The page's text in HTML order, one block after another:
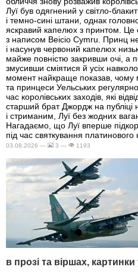
Луї був одягнений у світло-
і темно-сині штани, однак
яскравий капелюх з принтом. Це
з написом Beicio Cymru. Принц
і насунув червоний капелюх
майже повністю закривши очі, а
змусивши сміятися й усіх
момент найкраще показав,
та принцеси Уельських
час королівських заходів, які
старший брат Джордж на публіці
і стриманим, Луї без жодних
Нагадаємо, що Луї вперше
під час святкування
03.08.2026 — 3 — 1193
в прозі та віршах,